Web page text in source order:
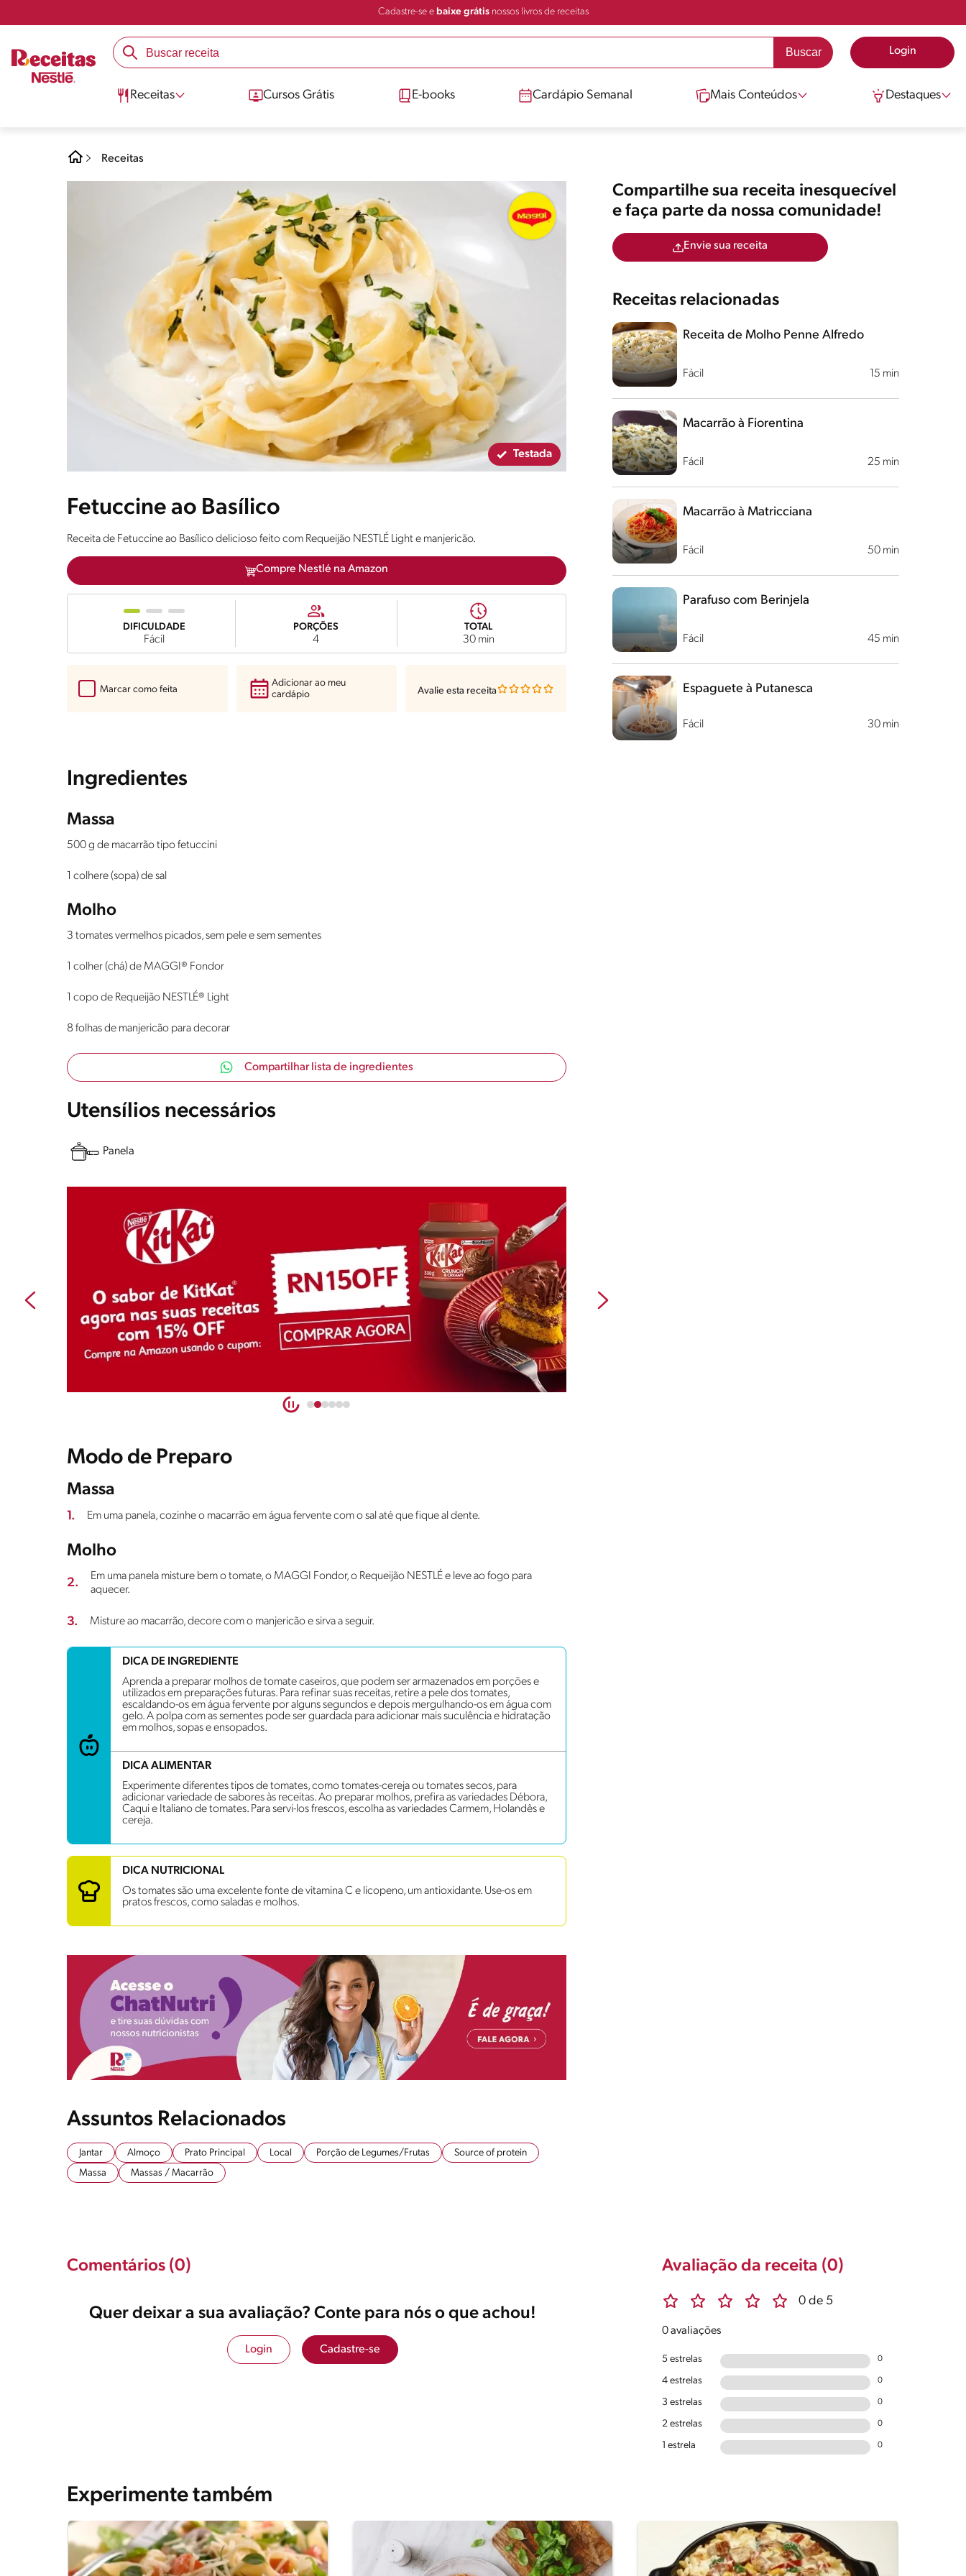
Cadastre-se e baixe grátisnossos livros de receitas
Login
Receitas Cursos Grátis E-books Cardápio Semanal Mais Conteúdos Destaques
Receitas
Testada
Fetuccine ao Basílico
Receita de Fetuccine ao Basílico delicioso feito com Requeijão NESTLÉ Light e manjericão.
Compre Nestlé na Amazon
DIFICULDADE
Fácil
PORÇÕES
4
TOTAL
30 min
Marcar como feita
Adicionar ao meu
cardápio
Avalie esta receita
Ingredientes
Massa
500 g de macarrão tipo fetuccini
1 colhere (sopa) de sal
Molho
3 tomates vermelhos picados, sem pele e sem sementes
1 colher (chá) de MAGGI® Fondor
1 copo de Requeijão NESTLÉ® Light
8 folhas de manjericão para decorar
Compartilhar lista de ingredientes
Utensílios necessários
Panela
Modo de Preparo
Massa
1. Em uma panela, cozinhe o macarrão em água fervente com o sal até que fique al dente.
Molho
2.
Em uma panela misture bem o tomate, o MAGGI Fondor, o Requeijão NESTLÉ e leve ao fogo para
aquecer.
3. Misture ao macarrão, decore com o manjericão e sirva a seguir.
DICA DE INGREDIENTE
Aprenda a preparar molhos de tomate caseiros, que podem ser armazenados em porções e
utilizados em preparações futuras. Para refinar suas receitas, retire a pele dos tomates,
escaldando-os em água fervente por alguns segundos e depois mergulhando-os em água com
gelo. A polpa com as sementes pode ser guardada para adicionar mais suculência e hidratação
em molhos, sopas e ensopados.
DICA ALIMENTAR
Experimente diferentes tipos de tomates, como tomates-cereja ou tomates secos, para
adicionar variedade de sabores às receitas. Ao preparar molhos, prefira as variedades Débora,
Caqui e Italiano de tomates. Para servi-los frescos, escolha as variedades Carmem, Holandês e
cereja.
DICA NUTRICIONAL
Os tomates são uma excelente fonte de vitamina C e licopeno, um antioxidante. Use-os em
pratos frescos, como saladas e molhos.
Assuntos Relacionados
Jantar Almoço Prato Principal Local Porção de Legumes/Frutas
Source of protein
Massa
Massas / Macarrão
Compartilhe sua receita inesquecível
e faça parte da nossa comunidade!
Envie sua receita
Receitas relacionadas
Fácil 15 min
Receita de Molho Penne Alfredo
Fácil 25 min
Macarrão à Fiorentina
Fácil 50 min
Macarrão à Matricciana
Fácil 45 min
Parafuso com Berinjela
Fácil 30 min
Espaguete à Putanesca
Avaliação da receita (0)
0 de 5
0 avaliações
5 estrelas 0
4 estrelas 0
3 estrelas 0
2 estrelas 0
1 estrela 0
Comentários (0)
Quer deixar a sua avaliação? Conte para nós o que achou!
Login Cadastre-se
Experimente também